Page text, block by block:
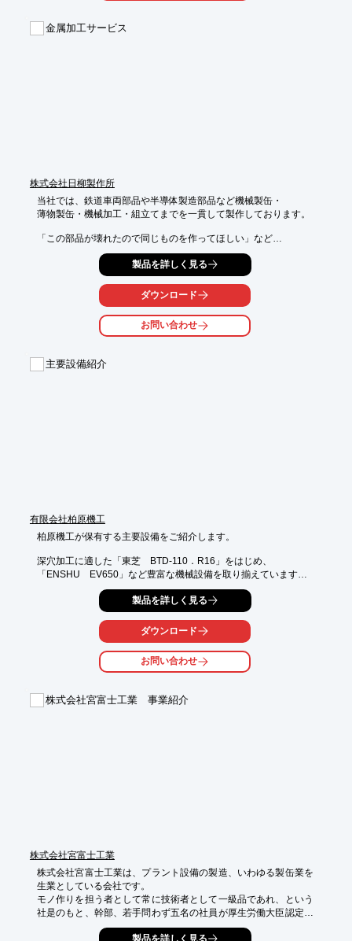
○産業ロボット及び周辺設備の製作と導入支援
金属加工サービス
株式会社日柳製作所
当社では、鉄道車両部品や半導体製造部品など機械製缶・
薄物製缶・機械加工・組立てまでを一貫して製作しております。
「この部品が壊れたので同じものを作ってほしい」など
単発での発注、小ロットの発注でも遠慮なくお申し付けくださ
■半導体製造装置部品
■鉄道車両の台車部品
※詳しくはPDFをダウンロードしていただくか、お気軽にお問い
製品を詳しく見る
ダウンロード
お問い合わせ
主要設備紹介
有限会社柏原機工
柏原機工が保有する主要設備をご紹介します。
深穴加工に適した「東芝　BTD-110．R16」をはじめ、
「ENSHU　EV650」など豊富な機械設備を取り揃えています。
各種専用機の設計・製作や機械加工・金型製作は当社にお任せ下
どんなものでも対応致します。
【主要設備一覧（抜粋）】
■テーブル形横中ぐり　1台
■マシニングセンター　5台
■スケールミル　1台
製品を詳しく見る
ダウンロード
お問い合わせ
株式会社宮富士工業 事業紹介
株式会社宮富士工業
株式会社宮富士工業は、プラント設備の製造、いわゆる製缶業を
生業としている会社です。
モノ作りを担う者として常に技術者として一級品であれ、という
社是のもと、幹部、若手問わず五名の社員が厚生労働大臣認定の
一級鉄工技能士取得を志願し、結果、全員合格することが出来ま
製品を詳しく見る